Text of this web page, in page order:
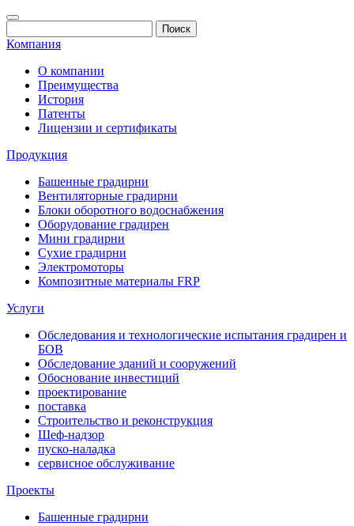
Компания
О компании
Преимущества
История
Патенты
Лицензии и сертификаты
Продукция
Башенные градирни
Вентиляторные градирни
Блоки оборотного водоснабжения
Оборудование градирен
Мини градирни
Сухие градирни
Электромоторы
Композитные материалы FRP
Услуги
Обследования и технологические испытания градирен и
БОВ
Обследование зданий и сооружений
Обоснование инвестиций
проектирование
поставка
Строительство и реконструкция
Шеф-надзор
пуско-наладка
сервисное обслуживание
Проекты
Башенные градирни